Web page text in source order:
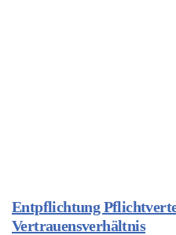
Entpflichtung
Vertrauensverhältnis